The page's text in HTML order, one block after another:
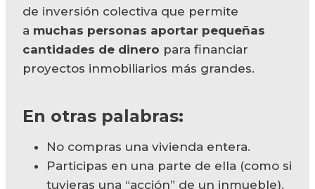
de inversión colectiva que permite
a muchas personas aportar pequeñas
cantidades de dinero para financiar
proyectos inmobiliarios más grandes.
En otras palabras:
No compras una vivienda entera.
Participas en una parte de ella (como si
tuvieras una “acción” de un inmueble).